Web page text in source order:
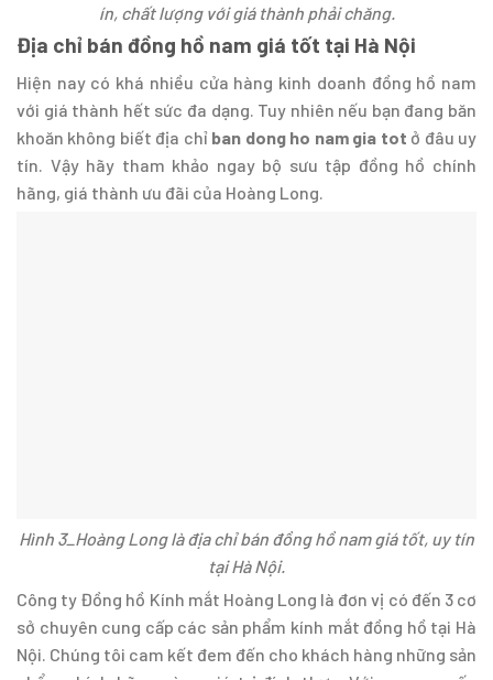
ín, chất lượng với giá thành phải chăng.
Địa chỉ bán đồng hồ nam giá tốt tại Hà Nội
Hiện nay có khá nhiều cửa hàng kinh doanh đồng hồ nam
với giá thành hết sức đa dạng. Tuy nhiên nếu bạn đang băn
khoăn không biết địa chỉ ban dong ho nam gia tot ở đâu uy
tín. Vậy hãy tham khảo ngay bộ sưu tập đồng hồ chính
hãng, giá thành ưu đãi của Hoàng Long.
Hình 3_Hoàng Long là địa chỉ bán đồng hồ nam giá tốt, uy tín
tại Hà Nội.
Công ty Đồng hồ Kính mắt Hoàng Long là đơn vị có đến 3 cơ
sở chuyên cung cấp các sản phẩm kính mắt đồng hồ tại Hà
Nội. Chúng tôi cam kết đem đến cho khách hàng những sản